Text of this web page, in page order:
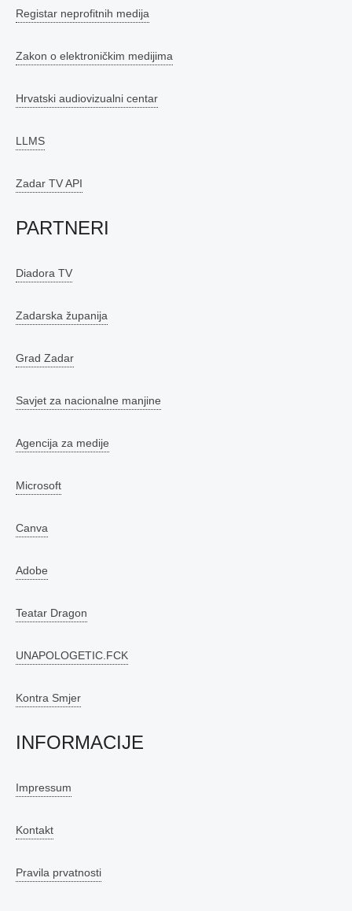
Registar neprofitnih medija
Zakon o elektroničkim medijima
Hrvatski audiovizualni centar
LLMS
Zadar TV API
PARTNERI
Diadora TV
Zadarska županija
Grad Zadar
Savjet za nacionalne manjine
Agencija za medije
Microsoft
Canva
Adobe
Teatar Dragon
UNAPOLOGETIC.FCK
Kontra Smjer
INFORMACIJE
Impressum
Kontakt
Pravila prvatnosti